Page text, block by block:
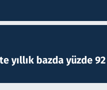
yıllık bazda yüzde